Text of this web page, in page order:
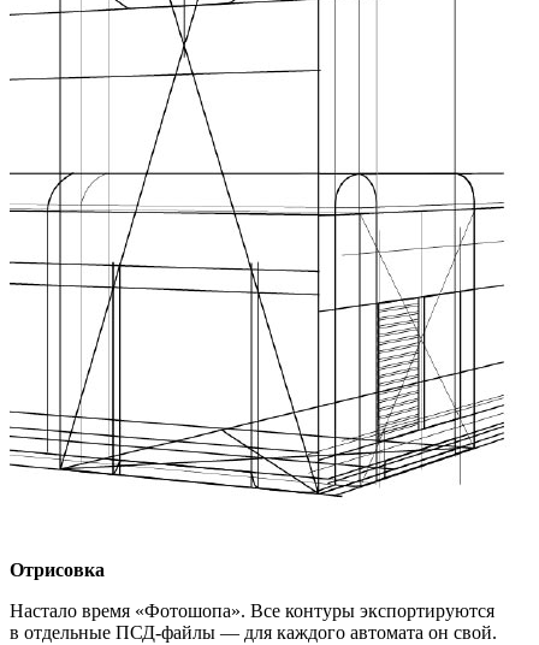
Отрисовка
Настало время «Фотошопа». Все контуры экспортируются
в отдельные ПСД-файлы — для каждого автомата он свой.